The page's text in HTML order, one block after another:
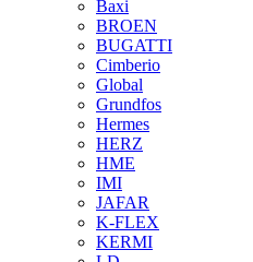
Baxi
BROEN
BUGATTI
Cimberio
Global
Grundfos
Hermes
HERZ
HME
IMI
JAFAR
K-FLEX
KERMI